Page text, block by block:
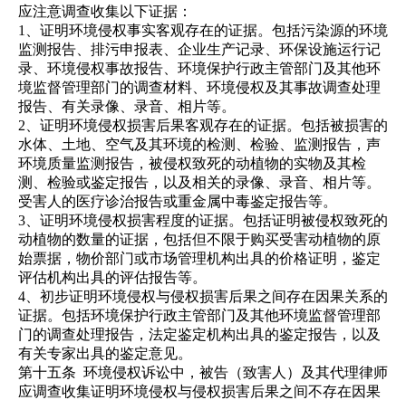
应注意调查收集以下证据：
1、证明环境侵权事实客观存在的证据。包括污染源的环境
监测报告、排污申报表、企业生产记录、环保设施运行记
录、环境侵权事故报告、环境保护行政主管部门 及其他环
境监督管理部门的调查材料、环境侵权及其事故调查处理
报告、有关录像、录音、相片等。
2、证明环境侵权损害后果客观存在的证据。包括被损害的
水体、土地、空气及其环境的检测、检验、监测报告，声
环境质量监测报告，被侵权致死的动植物的实物及其检
测、检验或鉴定报告，以及相关的录像、录音、相片等。
受害人的医疗诊治报告或重金属中毒鉴定报告等。
3、证明环境侵权损害程度的证据。包括证明被侵权致死的
动植物的数量的证据，包括但不限于购买受害动植物的原
始票据，物价部门或市场管理机构出具的价格证明，鉴定
评估机构出具的评估报告等。
4、初步证明环境侵权与侵权损害后果之间存在因果关系的
证据。包括环境保护行政主管部门 及其他环境监督管理部
门的调查处理报告，法定鉴定机构出具的鉴定报告，以及
有关专家出具的鉴定意见。
第十五条 环境侵权诉讼中，被告（致害人）及其代理律师
应调查收集证明环境侵权与侵权损害后果之间不存在因果